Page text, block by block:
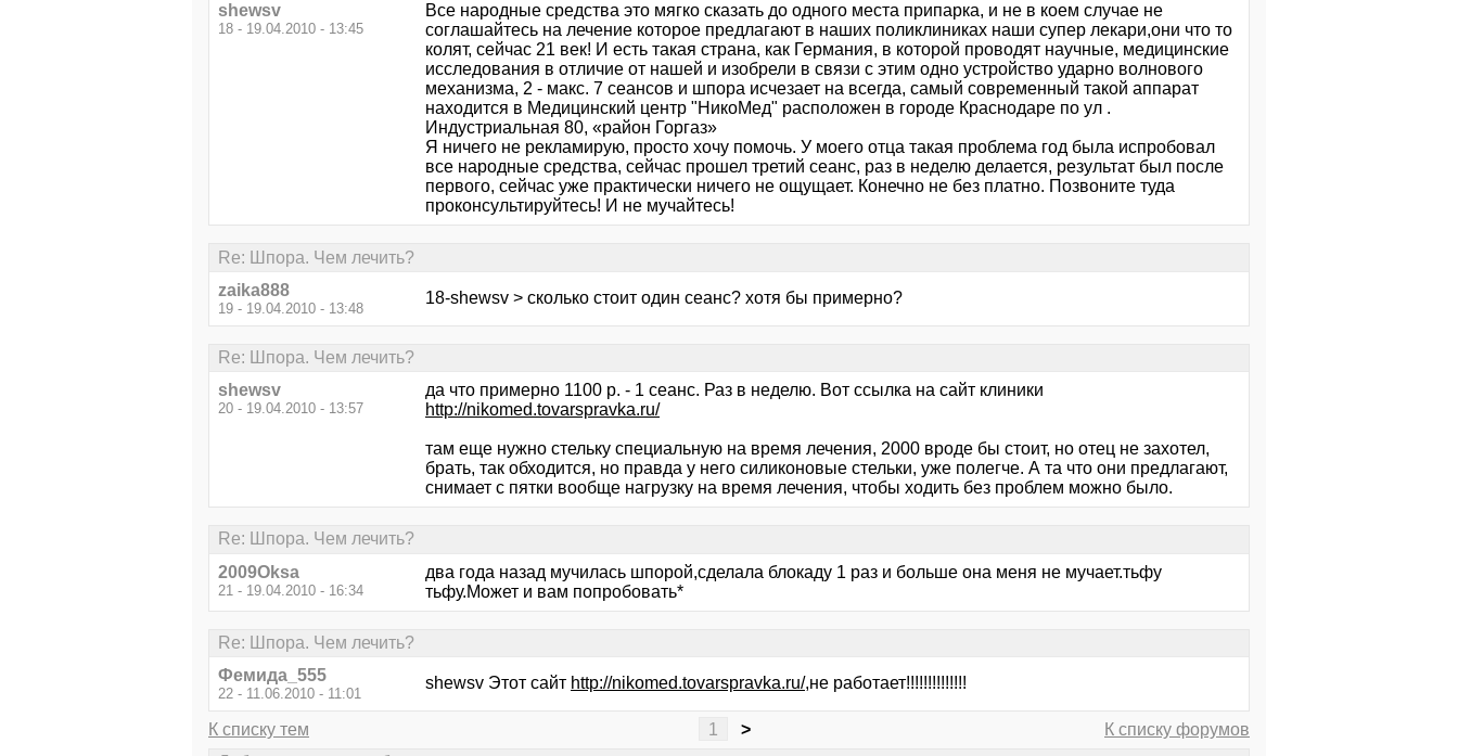
shewsv
18 - 19.04.2010 - 13:45
Все народные средства это мягко сказать до одного места припарка, и не в коем случае не
соглашайтесь на лечение которое предлагают в наших поликлиниках наши супер лекари,они что то
колят, сейчас 21 век! И есть такая страна, как Германия, в которой проводят научные, медицинские
исследования в отличие от нашей и изобрели в связи с этим одно устройство ударно волнового
механизма, 2 - макс. 7 сеансов и шпора исчезает на всегда, самый современный такой аппарат
находится в Медицинский центр "НикоМед" расположен в городе Краснодаре по ул .
Индустриальная 80, «район Горгаз»
Я ничего не рекламирую, просто хочу помочь. У моего отца такая проблема год была испробовал
все народные средства, сейчас прошел третий сеанс, раз в неделю делается, результат был после
первого, сейчас уже практически ничего не ощущает. Конечно не без платно. Позвоните туда
проконсультируйтесь! И не мучайтесь!
Re: Шпора. Чем лечить?
zaika888
19 - 19.04.2010 - 13:48
18-shewsv > сколько стоит один сеанс? хотя бы примерно?
Re: Шпора. Чем лечить?
shewsv
20 - 19.04.2010 - 13:57
да что примерно 1100 р. - 1 сеанс. Раз в неделю. Вот ссылка на сайт клиники
http://nikomed.tovarspravka.ru/
там еще нужно стельку специальную на время лечения, 2000 вроде бы стоит, но отец не захотел,
брать, так обходится, но правда у него силиконовые стельки, уже полегче. А та что они предлагают,
снимает с пятки вообще нагрузку на время лечения, чтобы ходить без проблем можно было.
Re: Шпора. Чем лечить?
2009Oksa
21 - 19.04.2010 - 16:34
два года назад мучилась шпорой,сделала блокаду 1 раз и больше она меня не мучает.тьфу
тьфу.Может и вам попробовать*
Re: Шпора. Чем лечить?
Фемида_555
22 - 11.06.2010 - 11:01
shewsv Этот сайт http://nikomed.tovarspravka.ru/,не работает!!!!!!!!!!!!!!
К списку тем 1 >
К списку форумов